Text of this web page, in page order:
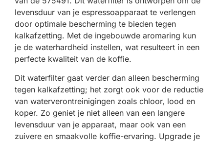
levensduur van je espressoapparaat te verlengen
door optimale bescherming te bieden tegen
kalkafzetting. Met de ingebouwde aromaring kun
je de waterhardheid instellen, wat resulteert in een
perfecte kwaliteit van de koffie.
Dit waterfilter gaat verder dan alleen bescherming
tegen kalkafzetting; het zorgt ook voor de reductie
van waterverontreinigingen zoals chloor, lood en
koper. Zo geniet je niet alleen van een langere
levensduur van je apparaat, maar ook van een
zuivere en smaakvolle koffie-ervaring. Upgrade je